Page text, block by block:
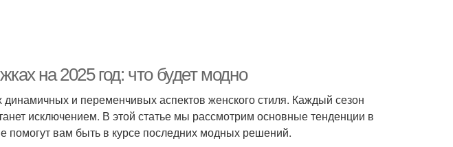
на 2025 год: что будет модно
и переменчивых аспектов женского стиля. Каждый сезон
исключением. В этой статье мы рассмотрим основные тенденции в
помогут вам быть в курсе последних модных решений.